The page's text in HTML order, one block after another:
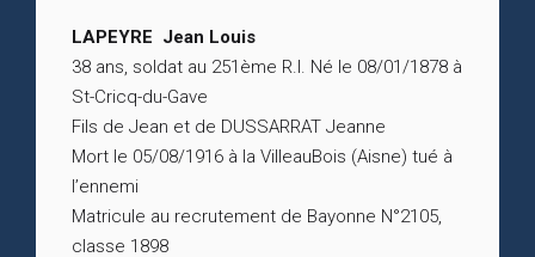
LAPEYRE Jean Louis
38 ans, soldat au 251ème R.I. Né le 08/01/1878 à
St-Cricq-du-Gave
Fils de Jean et de DUSSARRAT Jeanne
Mort le 05/08/1916 à la VilleauBois (Aisne) tué à
l’ennemi
Matricule au recrutement de Bayonne N°2105,
classe 1898